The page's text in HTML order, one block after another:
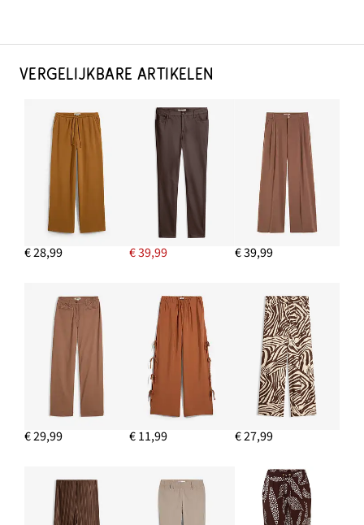
VERGELIJKBARE ARTIKELEN
€ 28,99 € 39,99 € 39,99
€ 29,99 € 11,99 € 27,99